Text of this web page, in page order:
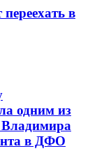
в
одним из
Владимира
в ДФО